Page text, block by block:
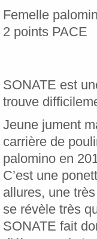
Femelle
2 points PACE
SONATE est
trouve
Jeune jument
carrière de
palomino en
C’est une
allures, une
se révèle très
SONATE fait